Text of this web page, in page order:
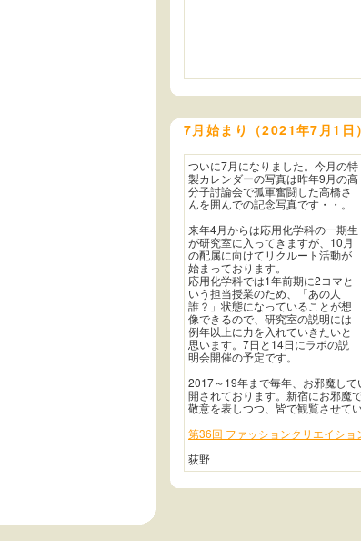
7月始まり（2021年7月1日）
ついに7月になりました。今月の特
製カレンダーの写真は昨年9月の高
分子討論会で孤軍奮闘した高橋さ
んを囲んでの記念写真です・・。
来年4月からは応用化学科の一期生
が研究室に入ってきますが、10月
の配属に向けてリクルート活動が
始まっております。
応用化学科では1年前期に2コマと
いう担当授業のため、「あの人
誰？」状態になっていることが想
像できるので、研究室の説明には
例年以上に力を入れていきたいと
思います。7日と14日にラボの説
明会開催の予定です。
2017～19年まで毎年、お邪魔し
開されております。新宿にお邪魔
敬意を表しつつ、皆で観覧させてい
第36回 ファッションクリエイショ
荻野